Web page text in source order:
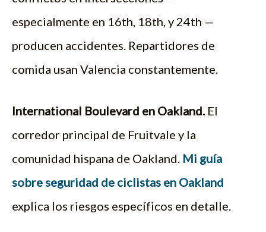
especialmente en 16th, 18th, y 24th —
producen accidentes. Repartidores de
comida usan Valencia constantemente.
International Boulevard en Oakland. El
corredor principal de Fruitvale y la
comunidad hispana de Oakland. Mi guía
sobre seguridad de ciclistas en Oakland
explica los riesgos específicos en detalle.